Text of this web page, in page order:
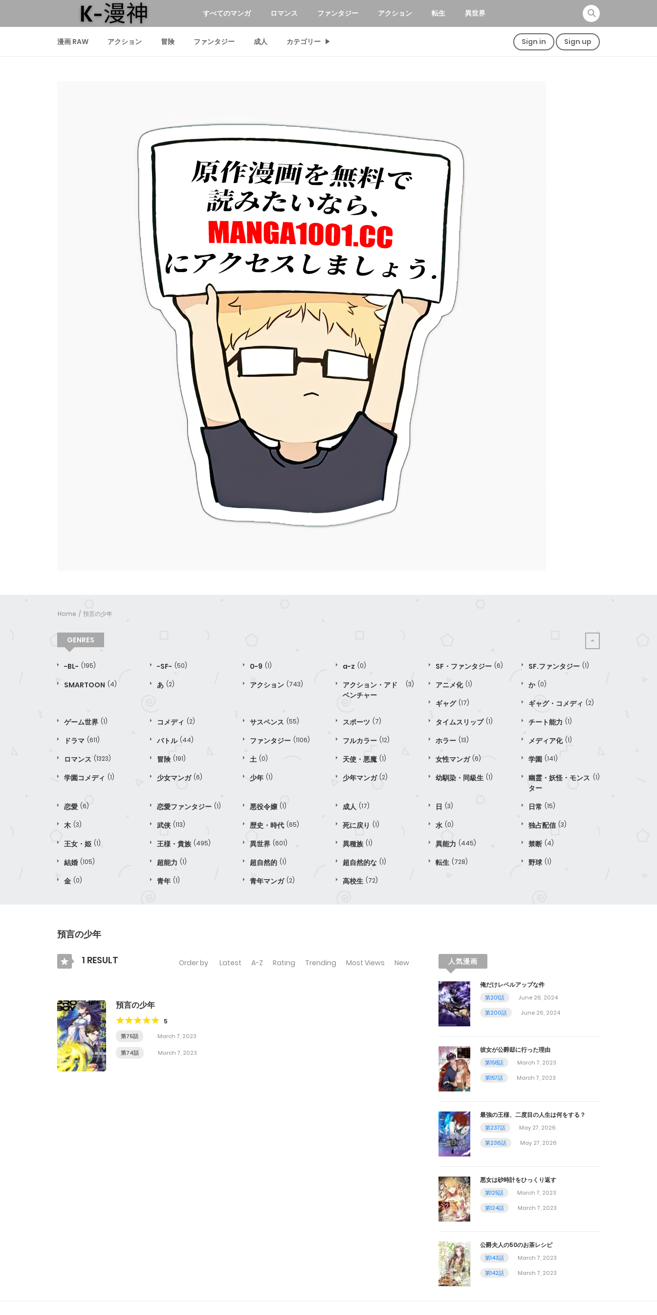
すべてのマンガ ロマンス ファンタジー アクション 転生 異世界
漫画 RAW アクション 冒険 ファンタジー 成人 カテゴリー Sign in Sign up
Home 預言の少年
GENRES
-BL- (195) -SF- (50) 0-9 (1) a-z (0) SF・ファンタジー (6) SF.ファンタジー (1)
SMARTOON (4) あ (2) アクション (743)
アクション・アド
ベンチャー
(3) アニメ化 (1) か (0)
ギャグ (17) ギャグ・コメディ (2)
ゲーム世界 (1) コメディ (2) サスペンス (55) スポーツ (7) タイムスリップ (1) チート能力 (1)
ドラマ (611) バトル (44) ファンタジー (1106) フルカラー (12) ホラー (13) メディア化 (1)
ロマンス (1323) 冒険 (191) 土 (0) 天使・悪魔 (1) 女性マンガ (6) 学園 (141)
学園コメディ (1) 少女マンガ (6) 少年 (1) 少年マンガ (2) 幼馴染・同級生 (1)
幽霊・妖怪・モンス
ター
(1)
恋愛 (6) 恋愛ファンタジー (1) 悪役令嬢 (1) 成人 (17) 日 (3) 日常 (15)
木 (3) 武侠 (113) 歴史・時代 (65) 死に戻り (1) 水 (0) 独占配信 (3)
王女・姫 (1) 王様・貴族 (495) 異世界 (601) 異種族 (1) 異能力 (445) 禁断 (4)
結婚 (105) 超能力 (1) 超自然的 (1) 超自然的な (1) 転生 (728) 野球 (1)
金 (0) 青年 (1) 青年マンガ (2) 高校生 (72)
預言の少年
1 RESULT Order by Latest A-Z Rating Trending Most Views New
預言の少年
5
第75話 March 7, 2023
第74話 March 7, 2023
人気漫画
俺だけレベルアップな件
第201話
June 26, 2024
第200話
June 26, 2024
彼女が公爵邸に行った理由
第158話
March 7, 2023
第157話
March 7, 2023
最強の王様、二度目の人生は何をする？
第237話
May 27, 2026
第236話
May 27, 2026
悪女は砂時計をひっくり返す
第125話
March 7, 2023
第124話
March 7, 2023
公爵夫人の50のお茶レシピ
第143話
March 7, 2023
第142話
March 7, 2023